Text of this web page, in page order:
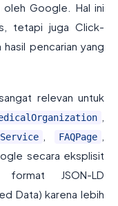
Google. Hal ini
tetapi juga Click-
hasil pencarian yang
relevan untuk
Service FAQPage
secara eksplisit
format JSON-LD
Data) karena lebih